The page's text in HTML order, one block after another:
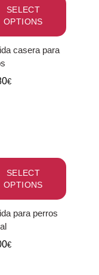
SELECT
OPTIONS
casera para
€
SELECT
OPTIONS
para perros
€